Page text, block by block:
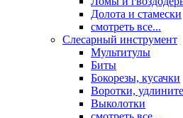
Долота и стамески
смотреть все...
Слесарный инструмент
Мультитулы
Биты
Бокорезы, кусачки
Воротки,
Выколотки